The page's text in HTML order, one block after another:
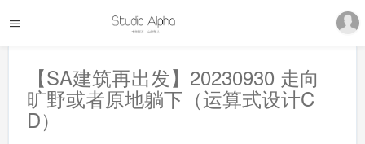
【SA建筑再出发】20230930 走向
旷野或者原地躺下（运算式设计C
D）